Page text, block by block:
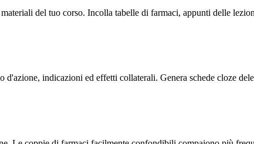
del tuo corso. Incolla tabelle di farmaci, appunti delle
indicazioni ed effetti collaterali. Genera schede cloze